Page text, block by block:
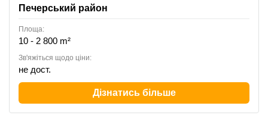
Печерський район
Площа:
10 - 2 800 m²
Зв'яжіться щодо ціни:
не дост.
Дізнатись більше